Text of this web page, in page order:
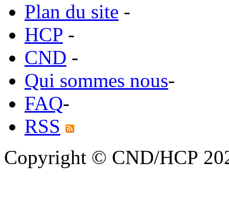
Plan du site -
HCP -
CND -
Qui sommes nous-
FAQ-
RSS
Copyright © CND/HCP